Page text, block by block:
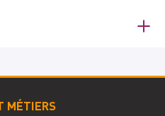
MÉTIERS